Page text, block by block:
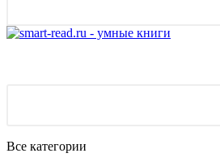
Все категории